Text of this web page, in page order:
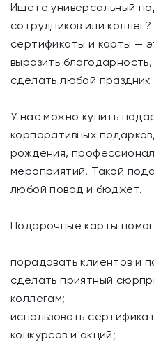
Ищете универсальный
сотрудников или
сертификаты и карты —
выразить
сделать любой
У нас можно купить
корпоративных
рождения,
мероприятий. Такой
любой повод и бюджет.
Подарочные карты
порадовать клиентов и
сделать приятный
коллегам;
использовать
конкурсов и акций;